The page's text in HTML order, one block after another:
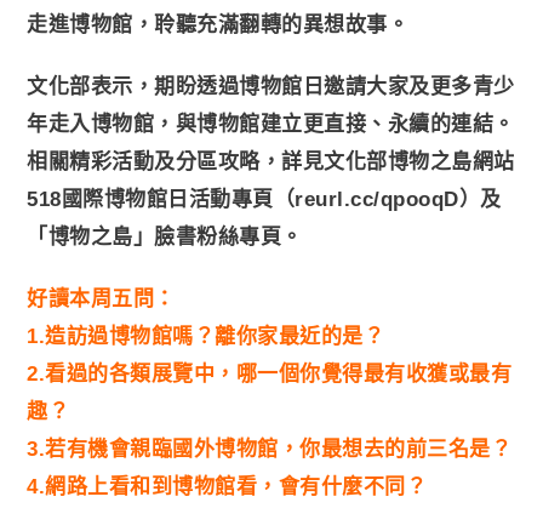
走進博物館，聆聽充滿翻轉的異想故事。
文化部表示，期盼透過博物館日邀請大家及更多青少
年走入博物館，與博物館建立更直接、永續的連結。
相關精彩活動及分區攻略，詳見文化部博物之島網站
518國際博物館日活動專頁（reurl.cc/qpooqD）及
「博物之島」臉書粉絲專頁。
好讀本周五問：
1.造訪過博物館嗎？離你家最近的是？
2.看過的各類展覽中，哪一個你覺得最有收獲或最有
趣？
3.若有機會親臨國外博物館，你最想去的前三名是？
4.網路上看和到博物館看，會有什麼不同？